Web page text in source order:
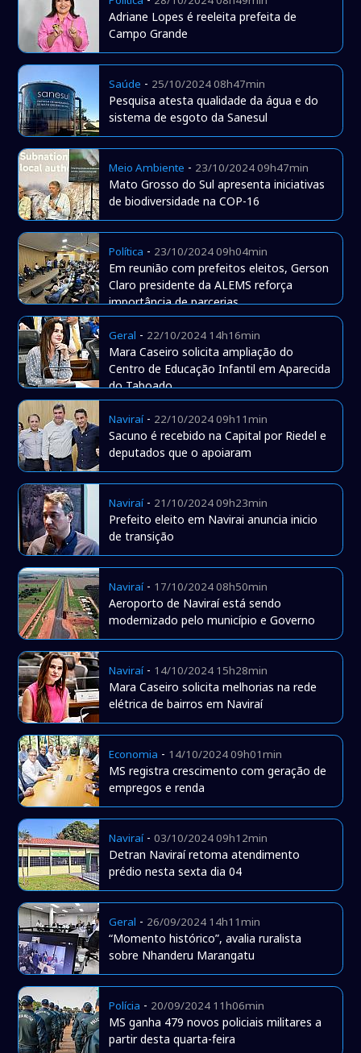
Adriane Lopes é reeleita prefeita de
Campo Grande
Saúde - 25/10/2024 08h47min
Pesquisa atesta qualidade da água e do
sistema de esgoto da Sanesul
Meio Ambiente - 23/10/2024 09h47min
Mato Grosso do Sul apresenta iniciativas
de biodiversidade na COP-16
Política - 23/10/2024 09h04min
Em reunião com prefeitos eleitos, Gerson
Claro presidente da ALEMS reforça
importância de parcerias
Geral - 22/10/2024 14h16min
Mara Caseiro solicita ampliação do
Centro de Educação Infantil em Aparecida
do Taboado
Naviraí- 22/10/2024 09h11min
Sacuno é recebido na Capital por Riedel e
deputados que o apoiaram
Naviraí- 21/10/2024 09h23min
Prefeito eleito em Navirai anuncia inicio
de transição
Naviraí- 17/10/2024 08h50min
Aeroporto de Naviraí está sendo
modernizado pelo município e Governo
Naviraí- 14/10/2024 15h28min
Mara Caseiro solicita melhorias na rede
elétrica de bairros em Naviraí
Economia - 14/10/2024 09h01min
MS registra crescimento com geração de
empregos e renda
Naviraí-03/10/2024 09h12min
Detran Naviraí retoma atendimento
prédio nesta sexta dia 04
Geral - 26/09/2024 14h11min
“Momento histórico”, avalia ruralista
sobre Nhanderu Marangatu
Polícia - 20/09/2024 11h06min
MS ganha 479 novos policiais militares a
partir desta quarta-feira